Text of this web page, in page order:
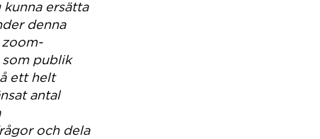
ersätta
denna
publik
ett helt
antal
och dela